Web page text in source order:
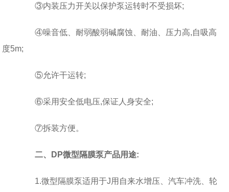
③内装压力开关以保护泵运转时不受损坏;
④噪音低、耐弱酸弱碱腐蚀、耐油、压力高,自吸高
度5m;
⑤允许干运转;
⑥采用安全低电压,保证人身安全;
⑦拆装方便。
二、DP微型隔膜泵产品用途:
1.微型隔膜泵适用于J用自来水增压、汽车冲洗、轮